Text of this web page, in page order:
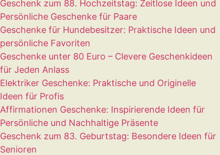
Geschenk zum 88. Hochzeitstag: Zeitlose Ideen und
Persönliche Geschenke für Paare
Geschenke für Hundebesitzer: Praktische Ideen und
persönliche Favoriten
Geschenke unter 80 Euro – Clevere Geschenkideen
für Jeden Anlass
Elektriker Geschenke: Praktische und Originelle
Ideen für Profis
Affirmationen Geschenke: Inspirierende Ideen für
Persönliche und Nachhaltige Präsente
Geschenk zum 83. Geburtstag: Besondere Ideen für
Senioren